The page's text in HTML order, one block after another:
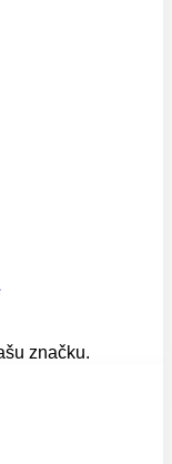
značku.